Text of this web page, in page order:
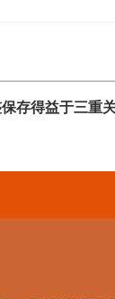
存得益于三重